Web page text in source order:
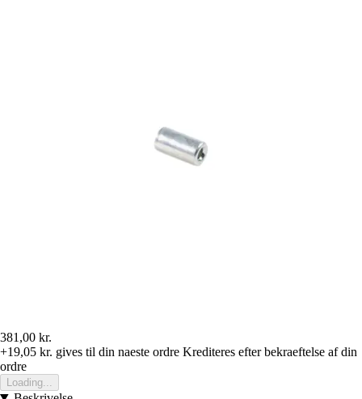
381,00 kr.
+19,05 kr. gives til din naeste ordre Krediteres efter bekraeftelse af din
ordre
Loading...